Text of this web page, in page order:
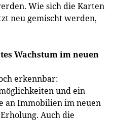
Wie sich die Karten
neu gemischt werden,
Wachstum im neuen
erkennbar:
und ein
an Immobilien im neuen
Auch die